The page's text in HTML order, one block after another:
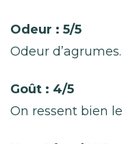
Odeur : 5/5
Odeur d’agrumes.
Goût : 4/5
On ressent bien le